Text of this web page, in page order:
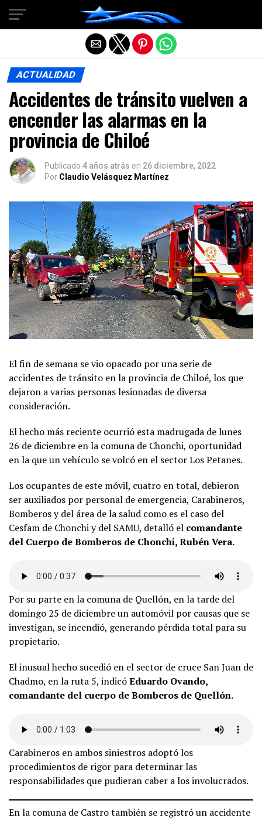
ACTUALIDAD
Accidentes de tránsito vuelven a
encender las alarmas en la
provincia de Chiloé
Publicado 4 años atrás en 26 diciembre, 2022
Por Claudio Velásquez Martínez
El fin de semana se vio opacado por una serie de
accidentes de tránsito en la provincia de Chiloé, los que
dejaron a varias personas lesionadas de diversa
consideración.
El hecho más reciente ocurrió esta madrugada de lunes
26 de diciembre en la comuna de Chonchi, oportunidad
en la que un vehículo se volcó en el sector Los Petanes.
Los ocupantes de este móvil, cuatro en total, debieron
ser auxiliados por personal de emergencia, Carabineros,
Bomberos y del área de la salud como es el caso del
Cesfam de Chonchi y del SAMU, detalló el comandante
del Cuerpo de Bomberos de Chonchi, Rubén Vera.
Por su parte en la comuna de Quellón, en la tarde del
domingo 25 de diciembre un automóvil por causas que se
investigan, se incendió, generando pérdida total para su
propietario.
El inusual hecho sucedió en el sector de cruce San Juan de
Chadmo, en la ruta 5, indicóEduardo Ovando,
comandante del cuerpo de Bomberos de Quellón.
Carabineros en ambos siniestros adoptó los
procedimientos de rigor para determinar las
responsabilidades que pudieran caber a los involucrados.
En la comuna de Castro también se registró un accidente
Salir de la versión móvil